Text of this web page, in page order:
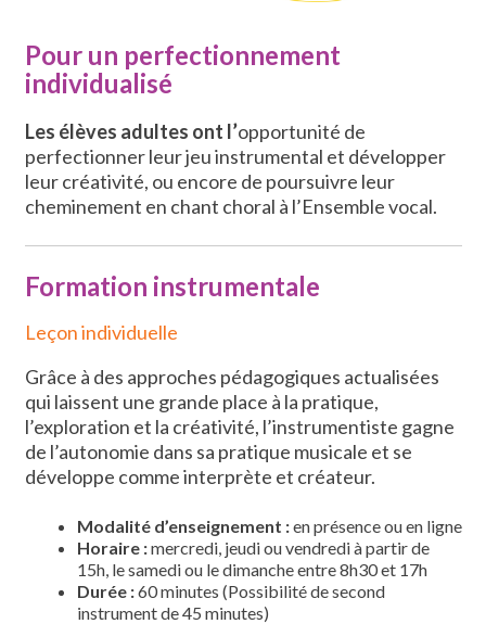
Pour un perfectionnement
individualisé
Les élèves adultes ont l’opportunité de
perfectionner leur jeu instrumental et développer
leur créativité, ou encore de poursuivre leur
cheminement en chant choral à l’Ensemble vocal.
Formation instrumentale
Leçon individuelle
Grâce à des approches pédagogiques actualisées
qui laissent une grande place à la pratique,
l’exploration et la créativité, l’instrumentiste gagne
de l’autonomie dans sa pratique musicale et se
développe comme interprète et créateur.
Modalité d’enseignement :en présence ou en ligne
Horaire :mercredi, jeudi ou vendredi à partir de
15h, le samedi ou le dimanche entre 8h30 et 17h
Durée :60 minutes (Possibilité de second
instrument de 45 minutes)